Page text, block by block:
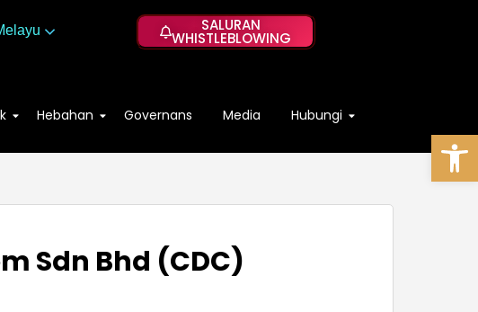
SALURAN
WHISTLEBLOWING
Hebahan Governans Media Hubungi
Sdn Bhd (CDC)